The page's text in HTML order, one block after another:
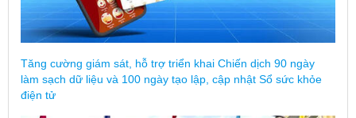
Tăng cường giám sát, hỗ trợ triển khai Chiến dịch 90 ngày
làm sạch dữ liệu và 100 ngày tạo lập, cập nhật Sổ sức khỏe
điện tử